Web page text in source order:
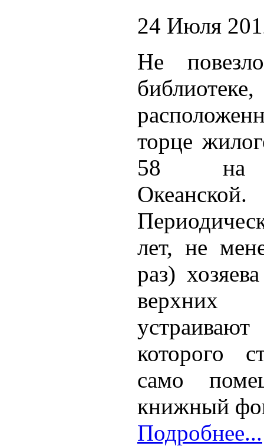
24 Июля
Не
библиотеке,
торце
58 на
Океанской.
лет, не
раз)
верхних
которого
само
книжный
Подробнее...